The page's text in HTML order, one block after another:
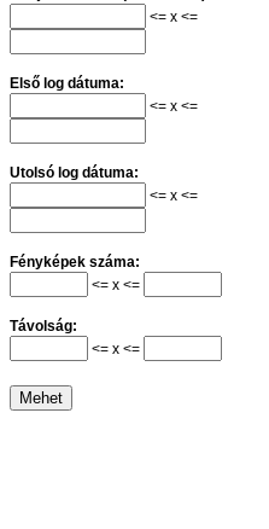
<= x <=
Első log dátuma:
<= x <=
Utolsó log dátuma:
<= x <=
Fényképek száma:
<= x <=
Távolság:
<= x <=